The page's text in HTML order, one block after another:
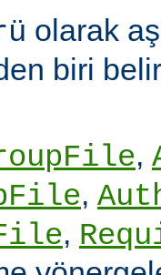
olarak
biri
,
,
,